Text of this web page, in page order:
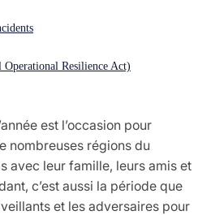
Resilience Act)
est l’occasion pour
nombreuses régions du
avec leur famille, leurs amis et
c’est aussi la période que
et les adversaires pour